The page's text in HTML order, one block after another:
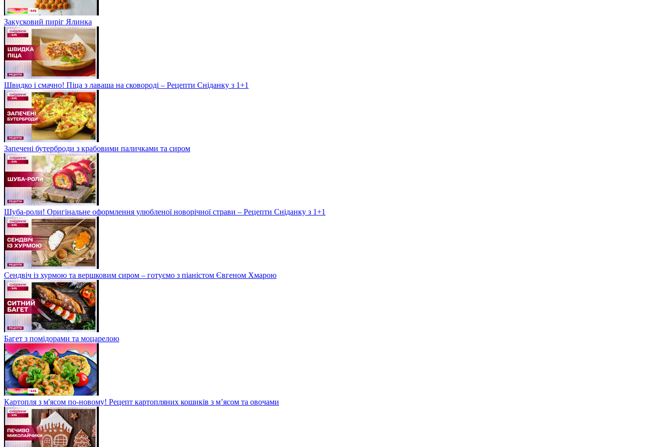
Закусковий пиріг Ялинка
Швидко і смачно! Піца з лаваша на сковороді – Рецепти Сніданку з 1+1
Запечені бутерброди з крабовими паличками та сиром
Шуба-роли! Оригінальне оформлення улюбленої новорічної страви – Рецепти Сніданку з 1+1
Сендвіч із хурмою та вершковим сиром – готуємо з піаністом Євгеном Хмарою
Багет з помідорами та моцарелою
Картопля з м'ясом по-новому! Рецепт картопляних кошиків з м’ясом та овочами